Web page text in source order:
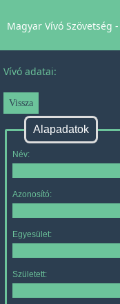
Magyar Vívó Szövetség
Vívó adatai:
Alapadatok
Név:
Azonosító:
Egyesület:
Született: